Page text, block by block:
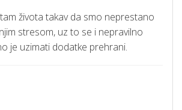
života takav da smo neprestano
stresom, uz to se i nepravilno
je uzimati dodatke prehrani.